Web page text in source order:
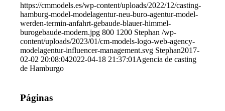
https://cmmodels.es/wp-content/uploads/2022/12/casting-
hamburg-model-modelagentur-neu-buro-agentur-model-
werden-termin-anfahrt-gebaude-blauer-himmel-
burogebaude-modern.jpg 800 1200 Stephan /wp-
content/uploads/2023/01/cm-models-logo-web-agency-
modelagentur-influencer-management.svg Stephan2017-
02-02 20:08:042022-04-18 21:37:01 Agencia de casting
de Hamburgo
Páginas